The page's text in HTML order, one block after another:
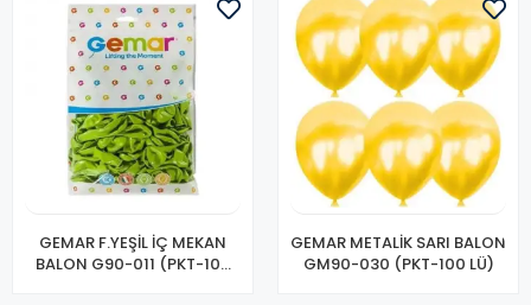
GEMAR F.YEŞİL İÇ MEKAN
BALON G90-011 (PKT-100
GEMAR METALİK SARI BALON
GM90-030 (PKT-100 LÜ)